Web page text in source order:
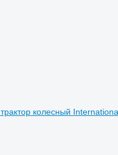
трактор колесный